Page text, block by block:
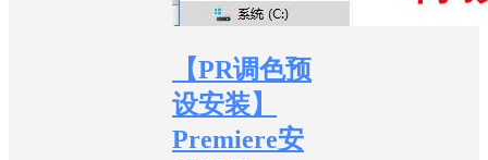
【PR调色预
设安装】
Premiere安